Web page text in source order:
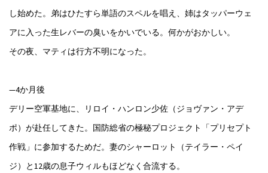
し始めた。弟はひたすら単語のスペルを唱え、姉はタッパーウェ
アに入った生レバーの臭いをかいでいる。何かがおかしい。
その夜、マティは行方不明になった。
—4か月後
デリー空軍基地に、リロイ・ハンロン少佐（ジョヴァン・アデ
ポ）が赴任してきた。国防総省の極秘プロジェクト「プリセプト
作戦」に参加するためだ。妻のシャーロット（テイラー・ペイ
ジ）と12歳の息子ウィルもほどなく合流する。